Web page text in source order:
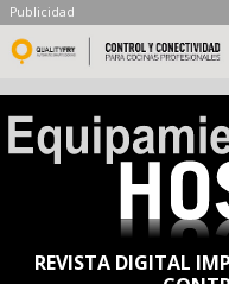
Publicidad
REVISTA DIGITAL